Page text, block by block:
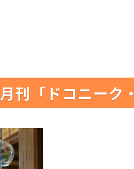
月刊「ドコニーク